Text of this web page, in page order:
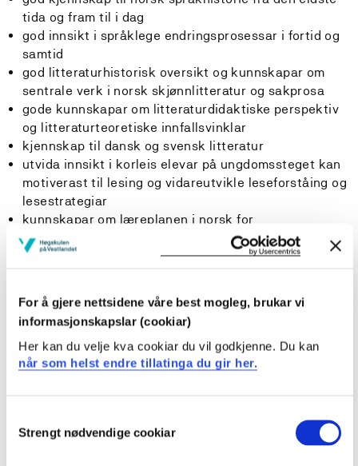
For å gjere nettsidene våre best mogleg, brukar vi
informasjonskapslar (cookiar)
Her kan du velje kva cookiar du vil godkjenne. Du kan
når som helst endre tillatinga du gir her.
Selection
Strengt nødvendige cookiar
tida og fram til i dag
god innsikt i språklege endringsprosessar i fortid og
samtid
god litteraturhistorisk oversikt og kunnskapar om
sentrale verk i norsk skjønnlitteratur og sakprosa
gode kunnskapar om litteraturdidaktiske perspektiv
og litteraturteoretiske innfallsvinklar
kjennskap til dansk og svensk litteratur
utvida innsikt i korleis elevar på ungdomssteget kan
motiverast til lesing og vidareutvikle leseforståing og
lesestrategiar
kunnskapar om læreplanen i norsk for
ungdomssteget
Studenten kan
analysere tekstar med omsyn til språklege trekk
knytte til historiske endringsprosessar og normering
læreverk
førebu og gjennomføre undervisning i språklege og